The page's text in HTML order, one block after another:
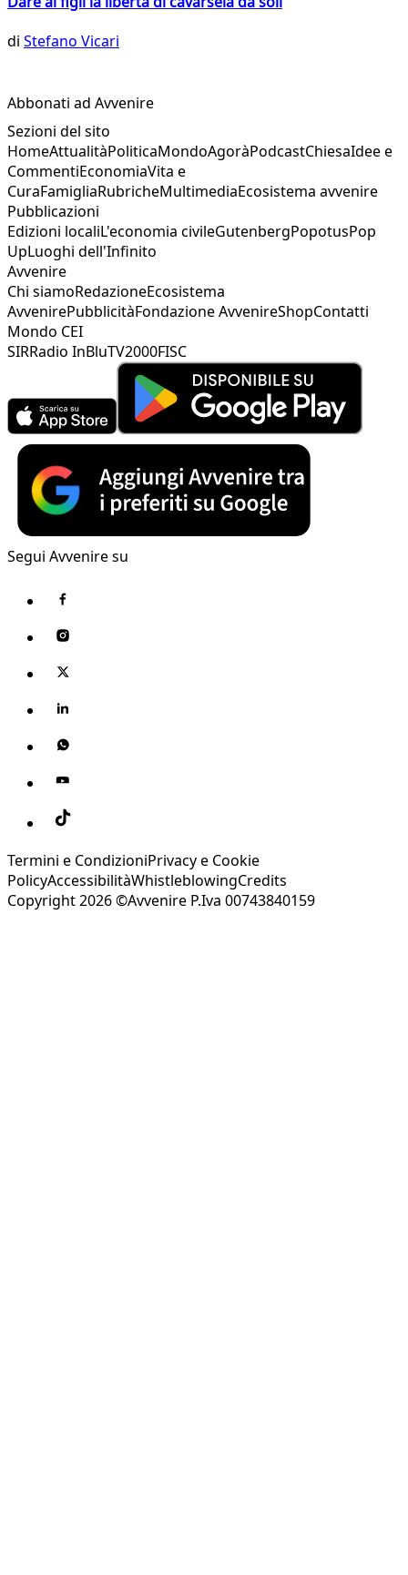
di Stefano Vicari
Abbonati ad Avvenire
Sezioni del sito
HomeAttualitàPoliticaMondoAgoràPodcastChiesaIdee e
CommentiEconomiaVita e
CuraFamigliaRubricheMultimediaEcosistema avvenire
Pubblicazioni
Edizioni localiL'economia civileGutenbergPopotusPop
UpLuoghi dell'Infinito
Avvenire
Chi siamoRedazioneEcosistema
AvvenirePubblicitàFondazione AvvenireShopContatti
Mondo CEI
SIRRadio InBluTV2000FISC
Segui Avvenire su
Termini e CondizioniPrivacy e Cookie
PolicyAccessibilitàWhistleblowingCredits
Copyright 2026 ©Avvenire P.Iva 00743840159